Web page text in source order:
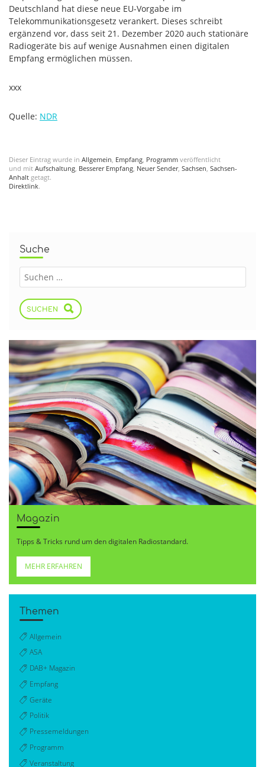
Deutschland hat diese neue EU-Vorgabe im
Telekommunikationsgesetz verankert. Dieses schreibt
ergänzend vor, dass seit 21. Dezember 2020 auch stationäre
Radiogeräte bis auf wenige Ausnahmen einen digitalen
Empfang ermöglichen müssen.
xxx
Quelle: NDR
Dieser Eintrag wurde in Allgemein, Empfang, Programm veröffentlicht
und mit Aufschaltung, Besserer Empfang, Neuer Sender, Sachsen, Sachsen-
Anhalt getagt.
Direktlink.
Suche
SUCHEN
Magazin
Tipps & Tricks rund um den digitalen Radiostandard.
MEHR ERFAHREN
Themen
Allgemein
ASA
DAB+ Magazin
Empfang
Geräte
Politik
Pressemeldungen
Programm
Veranstaltung